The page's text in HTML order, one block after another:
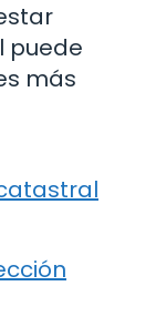
puede
más